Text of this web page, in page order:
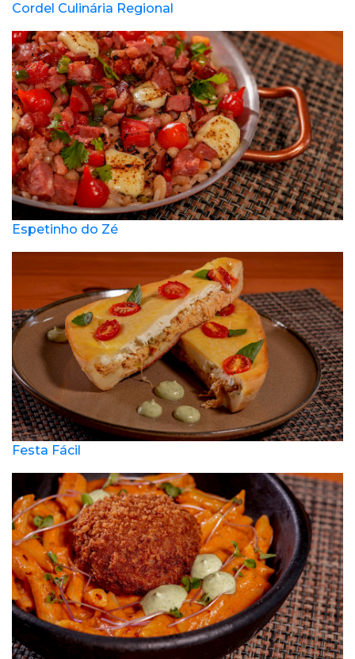
Cordel Culinária Regional
Espetinho do Zé
Festa Fácil